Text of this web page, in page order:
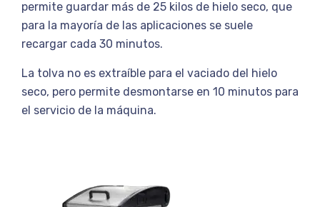
permite guardar más de 25 kilos de hielo seco, que
para la mayoría de las aplicaciones se suele
recargar cada 30 minutos.
La tolva no es extraíble para el vaciado del hielo
seco, pero permite desmontarse en 10 minutos para
el servicio de la máquina.